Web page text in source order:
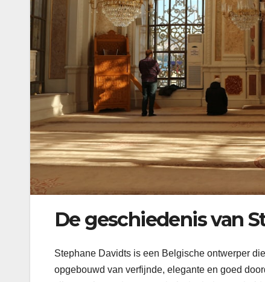
De geschiedenis van
Stephane Davidts is een Belgische ontwerper
opgebouwd van verfijnde, elegante en goed